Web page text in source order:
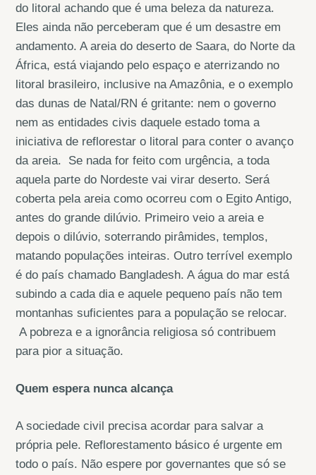
do litoral achando que é uma beleza da natureza.
Eles ainda não perceberam que é um desastre em
andamento. A areia do deserto de Saara, do Norte da
África, está viajando pelo espaço e aterrizando no
litoral brasileiro, inclusive na Amazônia, e o exemplo
das dunas de Natal/RN é gritante: nem o governo
nem as entidades civis daquele estado toma a
iniciativa de reflorestar o litoral para conter o avanço
da areia. Se nada for feito com urgência, a toda
aquela parte do Nordeste vai virar deserto. Será
coberta pela areia como ocorreu com o Egito Antigo,
antes do grande dilúvio. Primeiro veio a areia e
depois o dilúvio, soterrando pirâmides, templos,
matando populações inteiras. Outro terrível exemplo
é do país chamado Bangladesh. A água do mar está
subindo a cada dia e aquele pequeno país não tem
montanhas suficientes para a população se relocar.
A pobreza e a ignorância religiosa só contribuem
para pior a situação.
Quem espera nunca alcança
A sociedade civil precisa acordar para salvar a
própria pele. Reflorestamento básico é urgente em
todo o país. Não espere por governantes que só se